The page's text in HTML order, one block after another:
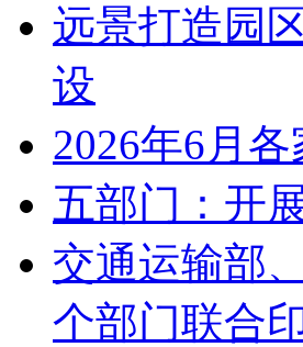
远景打造园
设
2026年6月
五部门：开
交通运输部
个部门联合